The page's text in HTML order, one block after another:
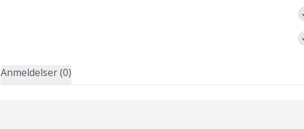
Anmeldelser (0)